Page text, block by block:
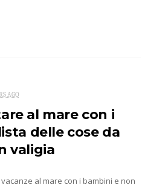
AGO
al mare con i
delle cose da
valigia
al mare con i bambini e non